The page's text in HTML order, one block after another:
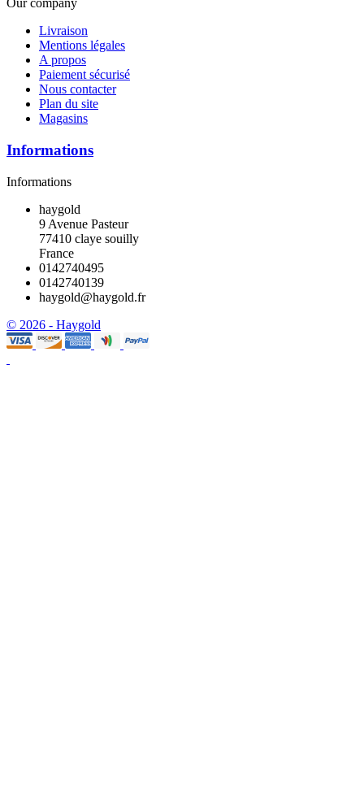
Our company
Livraison
Mentions légales
A propos
Paiement sécurisé
Nous contacter
Plan du site
Magasins
Informations
Informations
haygold
9 Avenue Pasteur
77410 claye souilly
France
0142740495
0142740139
haygold@haygold.fr
© 2026 - Haygold